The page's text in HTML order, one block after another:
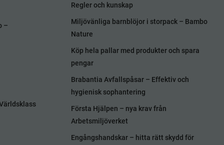
–
Regler och kunskap
Miljövänliga barnblöjor i storpack – Bambo
Nature
Köp hela pallar med produkter och spara
pengar
Brabantia Avfallspåsar – Effektiv och
hygienisk sophantering
Första Hjälpen – nya krav från
Arbetsmiljöverket
Engångshandskar – hitta rätt skydd för